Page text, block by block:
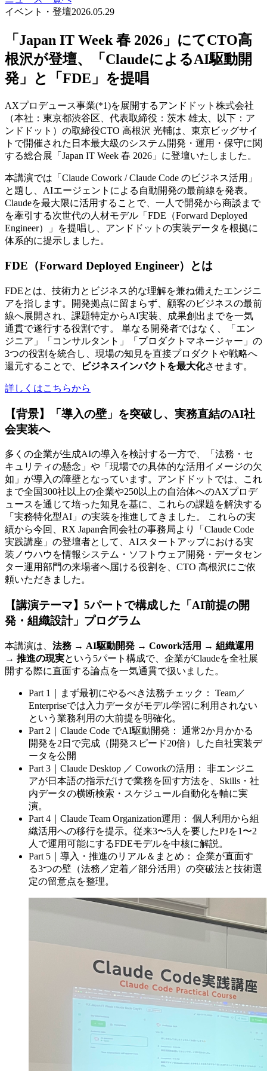
イベント・登壇2026.05.29
「Japan IT Week 春 2026」にてCTO高
根沢が登壇、「ClaudeによるAI駆動開
発」と「FDE」を提唱
AXプロデュース事業(*1)を展開するアンドドット株式会社
（本社：東京都渋谷区、代表取締役：茨木 雄太、以下：ア
ンドドット）の取締役CTO 高根沢 光輔は、東京ビッグサイ
トで開催された日本最大級のシステム開発・運用・保守に関
する総合展「Japan IT Week 春 2026」に登壇いたしました。
本講演では「Claude Cowork / Claude Code のビジネス活用」
と題し、AIエージェントによる自動開発の最前線を発表。
Claudeを最大限に活用することで、一人で開発から商談まで
を牽引する次世代の人材モデル「FDE（Forward Deployed
Engineer）」を提唱し、アンドドットの実装データを根拠に
体系的に提示しました。
FDE（Forward Deployed Engineer）とは
FDEとは、技術力とビジネス的な理解を兼ね備えたエンジニ
アを指します。開発拠点に留まらず、顧客のビジネスの最前
線へ展開され、課題特定からAI実装、成果創出までを一気
通貫で遂行する役割です。 単なる開発者ではなく、「エン
ジニア」「コンサルタント」「プロダクトマネージャー」の
3つの役割を統合し、現場の知見を直接プロダクトや戦略へ
還元することで、
ビジネスインパクトを最大化させます。
詳しくはこちらから
【背景】「導入の壁」を突破し、実務直結のAI社
会実装へ
多くの企業が生成AIの導入を検討する一方で、「法務・セ
キュリティの懸念」や「現場での具体的な活用イメージの欠
如」が導入の障壁となっています。アンドドットでは、これ
まで全国300社以上の企業や250以上の自治体へのAXプロデ
ュースを通じて培った知見を基に、これらの課題を解決する
「実務特化型AI」の実装を推進してきました。 これらの実
績から今回、RX Japan合同会社の事務局より「Claude Code
実践講座」の登壇者として、AIスタートアップにおける実
装ノウハウを情報システム・ソフトウェア開発・データセン
ター運用部門の来場者へ届ける役割を、CTO 高根沢にご依
頼いただきました。
【講演テーマ】5パートで構成した「AI前提の開
発・組織設計」プログラム
本講演は、 法務 → AI駆動開発 → Cowork活用 → 組織運用
→ 推進の現実という5パート構成で、企業がClaudeを全社展
開する際に直面する論点を一気通貫で扱いました。
Part 1｜まず最初にやるべき法務チェック： Team／
Enterpriseでは入力データがモデル学習に利用されない
という業務利用の大前提を明確化。
Part 2｜Claude Code でAI駆動開発： 通常2か月かかる
開発を2日で完成（開発スピード20倍）した自社実装デ
ータを公開
Part 3｜Claude Desktop ／ Coworkの活用： 非エンジニ
アが日本語の指示だけで業務を回す方法を、Skills・社
内データの横断検索・スケジュール自動化を軸に実
演。
Part 4｜Claude Team Organization運用： 個人利用から組
織活用への移行を提示。従来3〜5人を要したPJを1〜2
人で運用可能にするFDEモデルを中核に解説。
Part 5｜導入・推進のリアル＆まとめ： 企業が直面す
る3つの壁（法務／定着／部分活用）の突破法と技術選
定の留意点を整理。